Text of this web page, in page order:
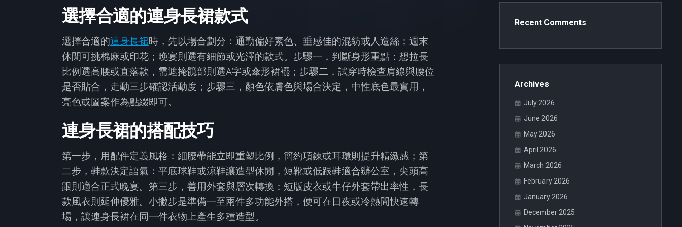
選擇合適的連身長裙款式
選擇合適的連身長裙時，先以場合劃分：通勤偏好素色、垂感佳的混紡或人造絲；週末
休閒可挑棉麻或印花；晚宴則選有細節或光澤的款式。步驟一，判斷身形重點：想拉長
比例選高腰或直落款，需遮掩髖部則選A字或傘形裙襬；步驟二，試穿時檢查肩線與腰位
是否貼合，走動三步確認活動度；步驟三，顏色依膚色與場合決定，中性底色最實用，
亮色或圖案作為點綴即可。
連身長裙的搭配技巧
第一步，用配件定義風格：細腰帶能立即重塑比例，簡約項鍊或耳環則提升精緻感；第
二步，鞋款決定語氣：平底球鞋或涼鞋讓造型休閒，短靴或低跟鞋適合辦公室，尖頭高
跟則適合正式晚宴。第三步，善用外套與層次轉換：短版皮衣或牛仔外套帶出率性，長
款風衣則延伸優雅。小撇步是準備一至兩件多功能外搭，便可在日夜或冷熱間快速轉
場，讓連身長裙在同一件衣物上產生多種造型。
Recent Comments
Archives
July 2026
June 2026
May 2026
April 2026
March 2026
February 2026
January 2026
December 2025